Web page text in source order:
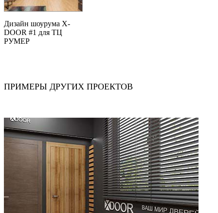
Дизайн шоурума X-
DOOR #1 для ТЦ
РУМЕР
ПРИМЕРЫ ДРУГИХ ПРОЕКТОВ